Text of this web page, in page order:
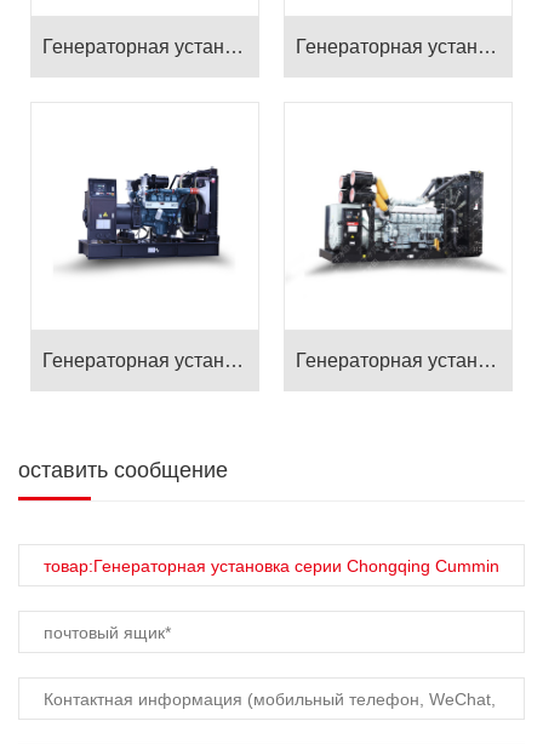
Генераторная установка серии Cummins Генераторная установка серии Perkins
Генераторная установка серии Doosan Генераторная установка серии Mitsubishi Shanghai
оставить сообщение